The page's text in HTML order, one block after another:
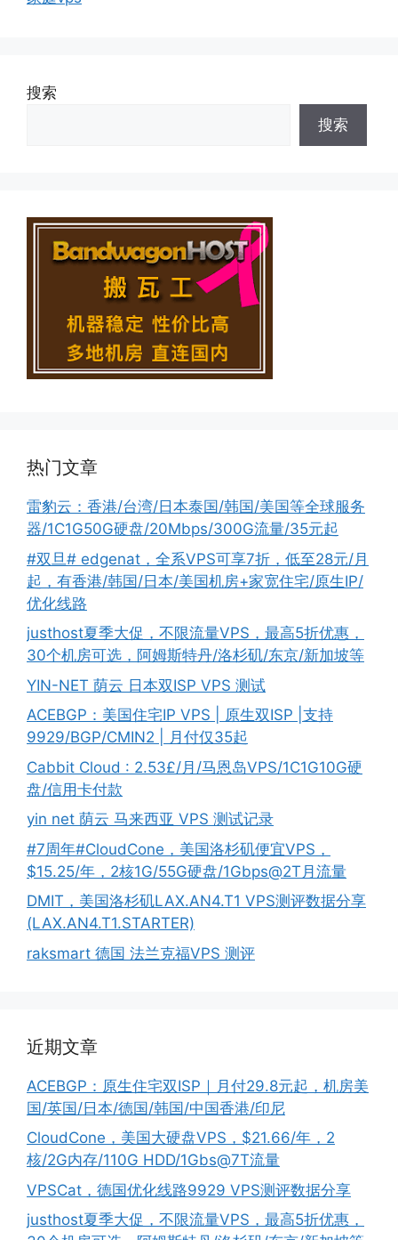
搜索
搜索
热门文章
雷豹云：香港/台湾/日本泰国/韩国/美国等全球服务
器/1C1G50G硬盘/20Mbps/300G流量/35元起
#双旦# edgenat，全系VPS可享7折，低至28元/月
起，有香港/韩国/日本/美国机房+家宽住宅/原生IP/
优化线路
justhost夏季大促，不限流量VPS，最高5折优惠，
30个机房可选，阿姆斯特丹/洛杉矶/东京/新加坡等
YIN-NET 荫云 日本双ISP VPS 测试
ACEBGP：美国住宅IP VPS | 原生双ISP |支持
9929/BGP/CMIN2 | 月付仅35起
Cabbit Cloud : 2.53£/月/马恩岛VPS/1C1G10G硬
盘/信用卡付款
yin net 荫云 马来西亚 VPS 测试记录
#7周年#CloudCone，美国洛杉矶便宜VPS，
$15.25/年，2核1G/55G硬盘/1Gbps@2T月流量
DMIT，美国洛杉矶LAX.AN4.T1 VPS测评数据分享
(LAX.AN4.T1.STARTER)
raksmart 德国 法兰克福VPS 测评
近期文章
ACEBGP：原生住宅双ISP｜月付29.8元起，机房美
国/英国/日本/德国/韩国/中国香港/印尼
CloudCone，美国大硬盘VPS，$21.66/年，2
核/2G内存/110G HDD/1Gbs@7T流量
VPSCat，德国优化线路9929 VPS测评数据分享
justhost夏季大促，不限流量VPS，最高5折优惠，